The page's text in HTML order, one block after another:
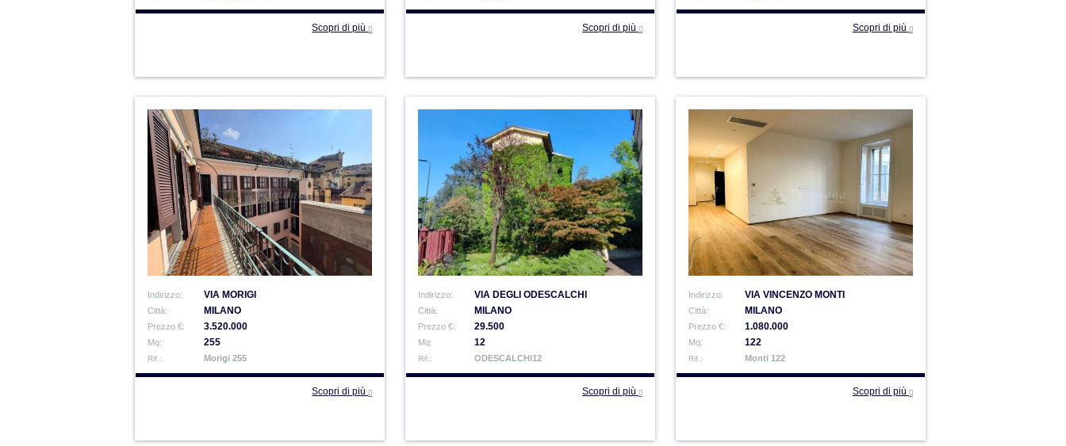
Scopri di più Scopri di più Scopri di più
Indirizzo: VIA MORIGI
Città: MILANO
Prezzo €: 3.520.000
Mq: 255
Rif.: Morigi 255
Scopri di più
Indirizzo: VIA DEGLI ODESCALCHI
Città: MILANO
Prezzo €: 29.500
Mq: 12
Rif.: ODESCALCHI12
Scopri di più
Indirizzo: VIA VINCENZO MONTI
Città: MILANO
Prezzo €: 1.080.000
Mq: 122
Rif.: Monti 122
Scopri di più